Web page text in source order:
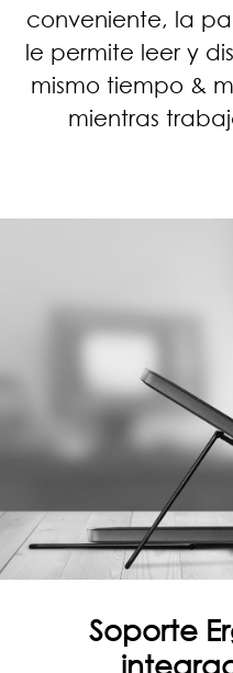
conveniente, la
le permite leer y
mismo tiempo &
mientras
Soporte